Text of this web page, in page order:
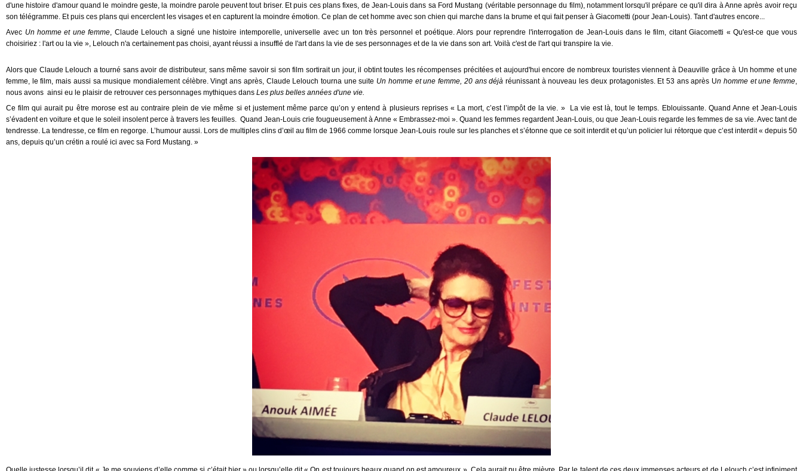
d'une histoire d'amour quand le moindre geste, la moindre parole peuvent tout briser. Et puis ces plans fixes, de Jean-Louis dans sa Ford Mustang (véritable personnage du film), notamment lorsqu'il prépare ce qu'il dira à Anne après avoir reçu
son télégramme. Et puis ces plans qui encerclent les visages et en capturent la moindre émotion. Ce plan de cet homme avec son chien qui marche dans la brume et qui fait penser à Giacometti (pour Jean-Louis). Tant d'autres encore...
Avec Un homme et une femme , Claude Lelouch a signé une histoire intemporelle, universelle avec un ton très personnel et poétique. Alors pour reprendre l'interrogation de Jean-Louis dans le film, citant Giacometti « Qu'est-ce que vous
choisiriez : l'art ou la vie », Lelouch n'a certainement pas choisi, ayant réussi a insufflé de l'art dans la vie de ses personnages et de la vie dans son art. Voilà c'est de l'art qui transpire la vie.
Alors que Claude Lelouch a tourné sans avoir de distributeur, sans même savoir si son film sortirait un jour, il obtint toutes les récompenses précitées et aujourd'hui encore de nombreux touristes viennent à Deauville grâce à Un homme et une
femme, le film, mais aussi sa musique mondialement célèbre. Vingt ans après, Claude Lelouch tourna une suite Un homme et une femme, 20 ans déjà réunissant à nouveau les deux protagonistes. Et 53 ans après Un homme et une femme,
nous avons ainsi eu le plaisir de retrouver ces personnages mythiques dans Les plus belles années d'une vie.
Ce film qui aurait pu être morose est au contraire plein de vie même si et justement même parce qu’on y entend à plusieurs reprises « La mort, c’est l’impôt de la vie. » La vie est là, tout le temps. Eblouissante. Quand Anne et Jean-Louis
s’évadent en voiture et que le soleil insolent perce à travers les feuilles. Quand Jean-Louis crie fougueusement à Anne « Embrassez-moi ». Quand les femmes regardent Jean-Louis, ou que Jean-Louis regarde les femmes de sa vie. Avec tant de
tendresse. La tendresse, ce film en regorge. L’humour aussi. Lors de multiples clins d’œil au film de 1966 comme lorsque Jean-Louis roule sur les planches et s’étonne que ce soit interdit et qu’un policier lui rétorque que c’est interdit « depuis 50
ans, depuis qu’un crétin a roulé ici avec sa Ford Mustang. »